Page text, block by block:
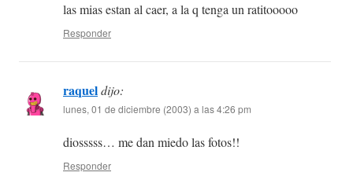
las mias estan al caer, a la q tenga un ratitooooo
Responder
raqueldijo:
lunes, 01 de diciembre (2003) a las 4:26 pm
diosssss… me dan miedo las fotos!!
Responder